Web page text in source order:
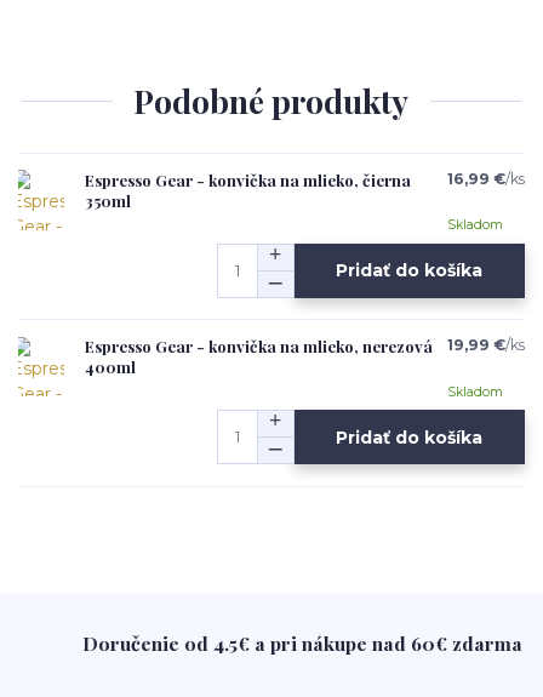
Podobné produkty
Espresso Gear - konvička na mlieko, čierna
350ml
16,99 €/ks
Skladom
Pridať do košíka
Espresso Gear - konvička na mlieko, nerezová
400ml
19,99 €/ks
Skladom
Pridať do košíka
Doručenie od 4.5€ a pri nákupe nad 60€ zdarma